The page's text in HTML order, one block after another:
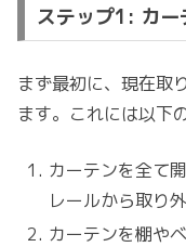
ステップ1: カー
まず最初に、現在取
ます。これには以下
カーテンを全て
レールから取り
カーテンを棚や